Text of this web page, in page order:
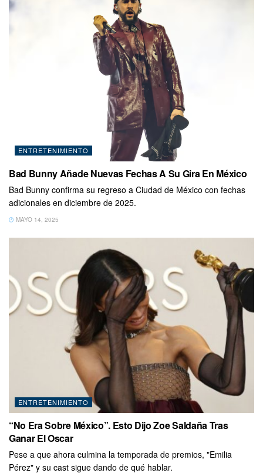
ENTRETENIMIENTO
Bad Bunny Añade Nuevas Fechas A Su Gira En México
Bad Bunny confirma su regreso a Ciudad de México con fechas
adicionales en diciembre de 2025.
MAYO 14, 2025
ENTRETENIMIENTO
“No Era Sobre México”. Esto Dijo Zoe Saldaña Tras
Ganar El Oscar
Pese a que ahora culmina la temporada de premios, "Emilia
Pérez" y su cast sigue dando de qué hablar.